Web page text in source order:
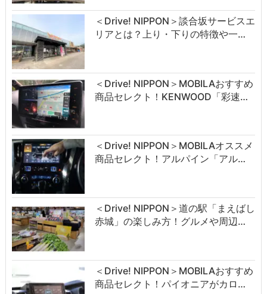
＜Drive! NIPPON＞談合坂サービスエ
リアとは？上り・下りの特徴や一…
＜Drive! NIPPON＞MOBILAおすすめ
商品セレクト！KENWOOD「彩速…
＜Drive! NIPPON＞MOBILAオススメ
商品セレクト！アルパイン「アル…
＜Drive! NIPPON＞道の駅「まえばし
赤城」の楽しみ方！グルメや周辺…
＜Drive! NIPPON＞MOBILAおすすめ
商品セレクト！パイオニアがカロ…